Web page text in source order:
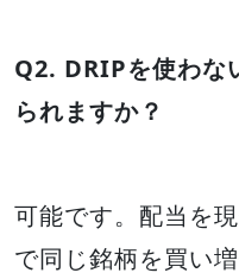
Q2. DRIPを使わな
られますか？
可能です。配当を
で同じ銘柄を買い